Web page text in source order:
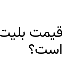
قیمت
است؟